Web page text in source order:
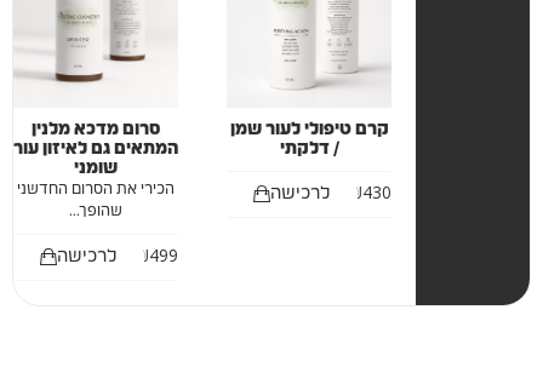
קרם טיפולי לעור שמן
/ דלקתי
₪430 לרכישה
סרום מדכא מלנין
המתאים גם לאיזון עור
שומני
הכירי את הסרום החדשני
שהופך...
₪499 לרכישה